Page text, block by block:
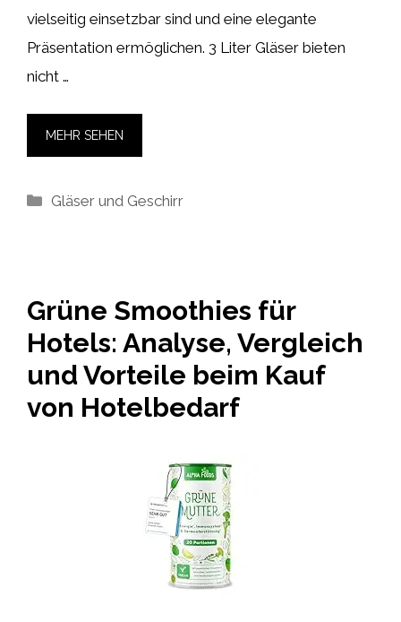
vielseitig einsetzbar sind und eine elegante
Präsentation ermöglichen. 3 Liter Gläser bieten
nicht …
MEHR SEHEN
Kategorien
Gläser und Geschirr
Grüne Smoothies für
Hotels: Analyse, Vergleich
und Vorteile beim Kauf
von Hotelbedarf